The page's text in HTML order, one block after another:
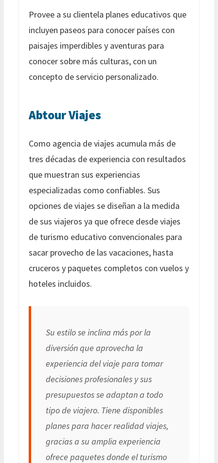
Provee a su clientela planes educativos que
incluyen paseos para conocer países con
paisajes imperdibles y aventuras para
conocer sobre más culturas, con un
concepto de servicio personalizado.
Abtour Viajes
Como agencia de viajes acumula más de
tres décadas de experiencia con resultados
que muestran sus experiencias
especializadas como confiables. Sus
opciones de viajes se diseñan a la medida
de sus viajeros ya que ofrece desde viajes
de turismo educativo convencionales para
sacar provecho de las vacaciones, hasta
cruceros y paquetes completos con vuelos y
hoteles incluidos.
Su estilo se inclina más por la
diversión que aprovecha la
experiencia del viaje para tomar
decisiones profesionales y sus
presupuestos se adaptan a todo
tipo de viajero. Tiene disponibles
planes para hacer realidad viajes,
gracias a su amplia experiencia
ofrece paquetes donde el turismo